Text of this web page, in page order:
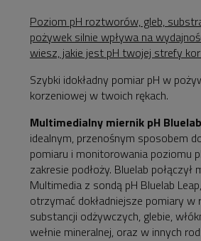
Poziom pH roztworów, gleb,
pożywek silnie wpływa na
wiesz, jakie jest pH twojej strefy
Szybki idokładny pomiar pH w
korzeniowej w twoich rękach.
Multimedialny miernik pH
idealnym, przenośnym sposobem
pomiaru i monitorowania poziomu
zakresie podłoży. Bluelab połączył
Multimedia z sondą pH Bluelab
otrzymać dokładniejsze pomiary
substancji odżywczych, glebie,
wełnie mineralnej, oraz w innych